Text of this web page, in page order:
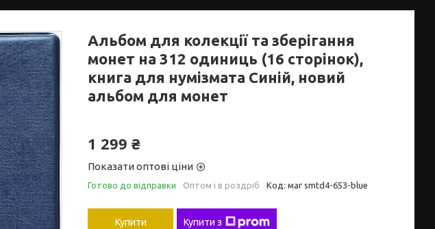
Альбом для колекції та зберігання
монет на 312 одиниць (16 сторінок),
книга для нумізмата Синій, новий
альбом для монет
1 299 ₴
Показати оптові ціни
Готово до відправки Оптом і в роздріб Код: маг smtd4-653-blue
Купити Купити з